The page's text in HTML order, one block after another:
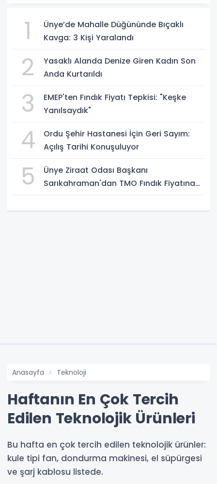
1
Ünye’de Mahalle Düğününde Bıçaklı
Kavga: 3 Kişi Yaralandı
2
Yasaklı Alanda Denize Giren Kadın Son
Anda Kurtarıldı
3
EMEP'ten Fındık Fiyatı Tepkisi: "Keşke
Yanılsaydık"
4
Ordu Şehir Hastanesi İçin Geri Sayım:
Açılış Tarihi Konuşuluyor
5
Ünye Ziraat Odası Başkanı
Sarıkahraman'dan TMO Fındık Fiyatına
Anasayfa Teknoloji
Haftanın En Çok Tercih
Edilen Teknolojik Ürünleri
Bu hafta en çok tercih edilen teknolojik ürünler:
kule tipi fan, dondurma makinesi, el süpürgesi
ve şarj kablosu listede.